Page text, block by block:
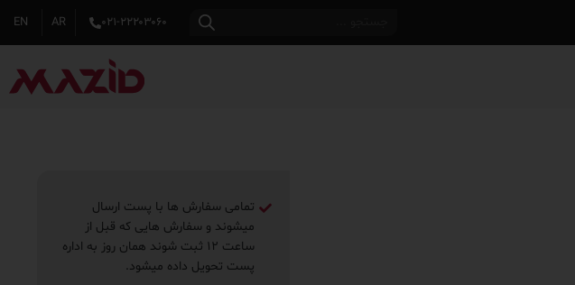
۰۲۱-۲۲۲۰۳۰۶۰ AR
EN
تمامی سفارش ها با پست ارسال
میشوند و سفارش هایی که قبل از
ساعت ۱۲ ثبت شوند همان روز به اداره
پست تحویل داده میشود.